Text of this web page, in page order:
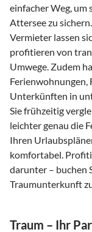
einfacher Weg,
Attersee zu
Vermieter lassen
profitieren von
Umwege. Zudem
Ferienwohnungen,
Unterkünften in
Sie frühzeitig
leichter genau die
Ihren
komfortabel.
darunter – buchen
Traumunterkunft
Traum – Ihr